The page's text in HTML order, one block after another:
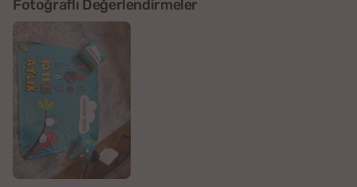
Fotoğraflı Değerlendirmeler